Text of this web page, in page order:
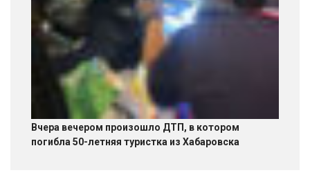
Вчера вечером произошло ДТП, в котором
погибла 50-летняя туристка из Хабаровска